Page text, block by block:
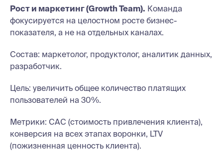
Рост и маркетинг (Growth Team). Команда
фокусируется на целостном росте бизнес-
показателя, а не на отдельных каналах.
Состав: маркетолог, продуктолог, аналитик данных,
разработчик.
Цель: увеличить общее количество платящих
пользователей на 30%.
Метрики: CAC (стоимость привлечения клиента),
конверсия на всех этапах воронки, LTV
(пожизненная ценность клиента).